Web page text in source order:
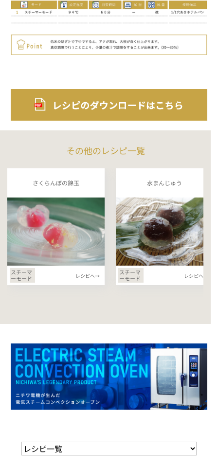
その他のレシピ一覧
さくらんぼの錦玉
スチーマ
ーモード
レシピへ→
水まんじゅう
スチーマ
ーモード
レシピへ→